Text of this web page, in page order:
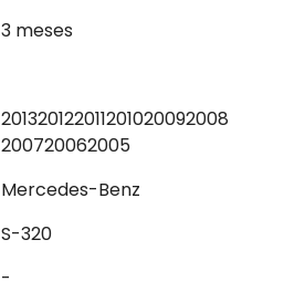
3 meses
201320122011201020092008
200720062005
Mercedes-Benz
S-320
-